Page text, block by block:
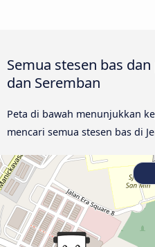
Semua stesen bas
dan Seremban
Peta di bawah menunjukkan
mencari semua stesen bas di